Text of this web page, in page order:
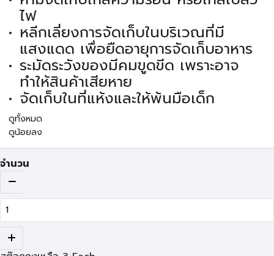
ไฟ
หลีกเลี่ยงการจัดเก็บในบริเวณที่มี
แสงแดด เพื่อยืดอายุการจัดเก็บอาหาร
ระมัดระวังของมีคมขูดขีด เพราะอาจ
ทำให้สินค้าเสียหาย
จัดเก็บในที่แห้งและให้พ้นมือเด็ก
ดูทั้งหมด
ดูน้อยลง
จำนวน